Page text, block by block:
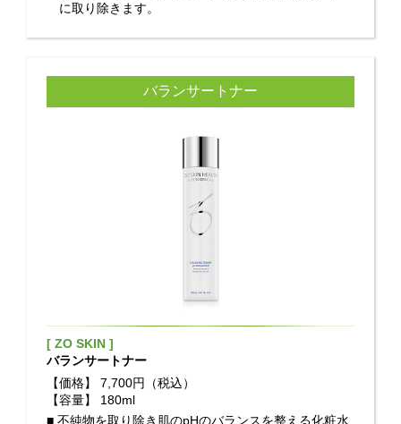
に取り除きます。
バランサートナー
[ ZO SKIN ]
バランサートナー
【価格】
7,700円（税込）
【容量】
180ml
■ 不純物を取り除き肌のpHのバランスを整える化粧水